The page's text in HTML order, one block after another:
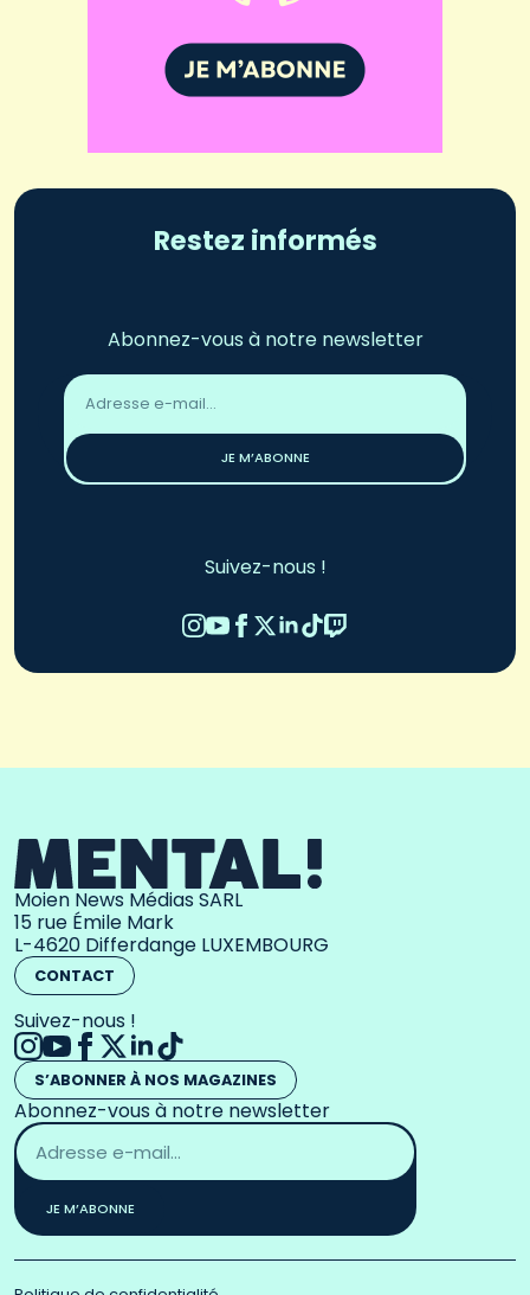
Restez informés
Abonnez-vous à notre newsletter
Adresse
email
JE M’ABONNE
Suivez-nous !
Moien News Médias SARL
15 rue Émile Mark
L-4620 Differdange LUXEMBOURG
CONTACT
Suivez-nous !
S’ABONNER À NOS MAGAZINES
Abonnez-vous à notre newsletter
Adresse
email
*
JE M’ABONNE